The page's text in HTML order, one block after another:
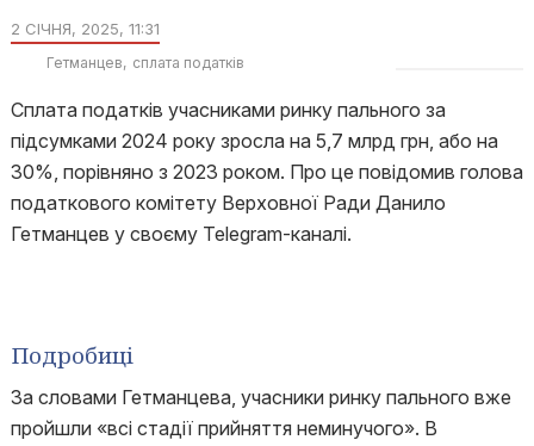
2 СІЧНЯ, 2025, 11:31
Гетманцев сплата податків
Сплата податків учасниками ринку пального за
підсумками 2024 року зросла на 5,7 млрд грн, або на
30%, порівняно з 2023 роком. Про це повідомив голова
податкового комітету Верховної Ради Данило
Гетманцев у своєму Telegram-каналі.
Подробиці
За словами Гетманцева, учасники ринку пального вже
пройшли «всі стадії прийняття неминучого». В